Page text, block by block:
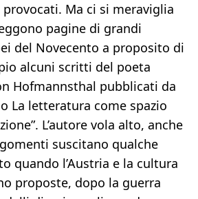
Ma ci si meraviglia
pagine di grandi
del Novecento a proposito di
alcuni scritti del poeta
Hofmannsthal pubblicati da
La letteratura come spazio
L’autore vola alto, anche
suscitano qualche
quando l’Austria e la cultura
proposte, dopo la guerra